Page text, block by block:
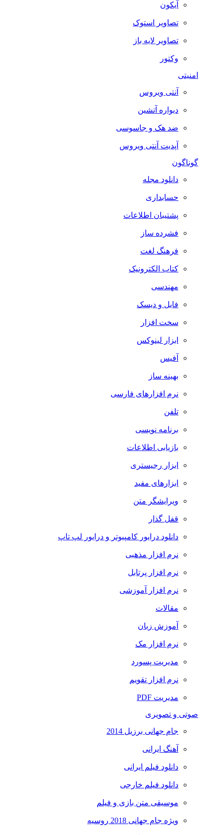
آیکون
تصاویر استوک
تصاویر لایه باز
وکتور
امنیتی
آنتی ویروس
دیواره آتشین
ضد هک و جاسوسی
آپدیت آنتی ویروس
گوناگون
دانلود مجله
حسابداری
پشتیبان اطلاعات
فشرده ساز
فرهنگ لغت
کتاب الکترونیک
مهندسی
فایل و دیسک
سخت افزار
ابزار لینوکس
آفیس
بهینه ساز
نرم افزارهای فارسی
تلفن
برنامه نویسی
بازیابی اطلاعات
ابزار رجیستری
ابزارهای مفید
ویرایشگر متن
قفل گذار
دانلود درایور کامپیوتر و درایور لپ تاپ
نرم افزار مذهبی
نرم افزار پرتابل
نرم افزار آموزشی
مقالات
آموزش زبان
نرم افزار مک
مدیریت پسورد
نرم افزار تقویم
مدیریت PDF
صوتی و تصویری
جام جهانی برزیل 2014
آهنگ ایرانی
دانلود فیلم ایرانی
دانلود فیلم خارجی
موسیقی متن بازی و فیلم
ویژه جام جهانی 2018 روسیه